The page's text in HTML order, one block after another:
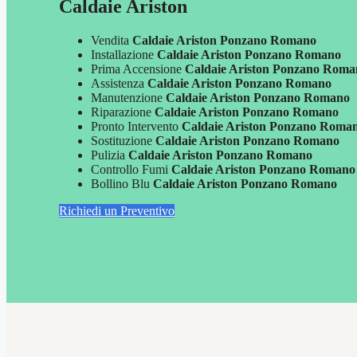
Caldaie Ariston
VenditaCaldaie Ariston Ponzano Romano
InstallazioneCaldaie Ariston Ponzano Romano
Prima AccensioneCaldaie Ariston Ponzano
AssistenzaCaldaie Ariston Ponzano Romano
ManutenzioneCaldaie Ariston Ponzano Romano
RiparazioneCaldaie Ariston Ponzano Romano
Pronto InterventoCaldaie Ariston Ponzano
SostituzioneCaldaie Ariston Ponzano Romano
PuliziaCaldaie Ariston Ponzano Romano
Controllo FumiCaldaie Ariston Ponzano Romano
Bollino BluCaldaie Ariston Ponzano Romano
Richiedi un Preventivo